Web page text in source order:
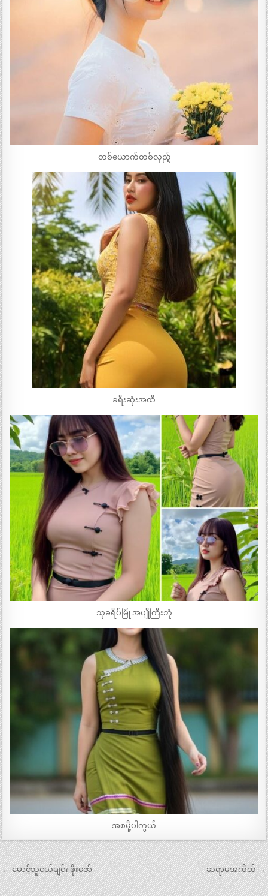
တစ်ယောက်တစ်လှည့်
ခရီးဆုံးအထိ
သုခရိပ်မြုံ အပျိုကြီးဘုံ
အစမို့ပါကွယ်
Post
navigation
← မောင့်သူငယ်ချင်း ဖိုးဇော် ဆရာမအကိတ် →